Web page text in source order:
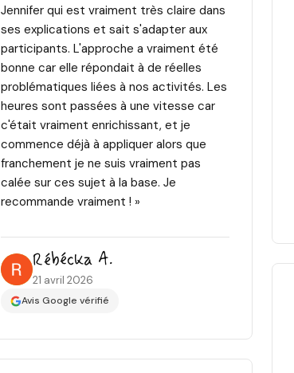
Jennifer qui est vraiment très claire dans
ses explications et sait s'adapter aux
participants. L'approche a vraiment été
bonne car elle répondait à de réelles
problématiques liées à nos activités. Les
heures sont passées à une vitesse car
c'était vraiment enrichissant, et je
commence déjà à appliquer alors que
franchement je ne suis vraiment pas
calée sur ces sujet à la base. Je
recommande vraiment ! »
Rébécka A.
21 avril 2026
Avis Google vérifié